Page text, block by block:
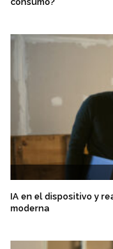
IA en el dispositivo y
moderna